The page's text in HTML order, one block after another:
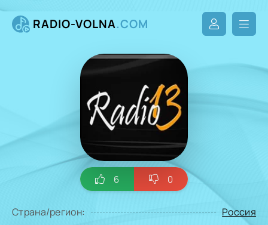
RADIO-VOLNA.COM
6 0
Страна/регион:
Россия